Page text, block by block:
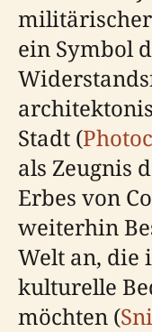
ein Symbol
Stadt (
als Zeugnis
Erbes von
weiterhin
Welt an, die
kulturelle
möchten (